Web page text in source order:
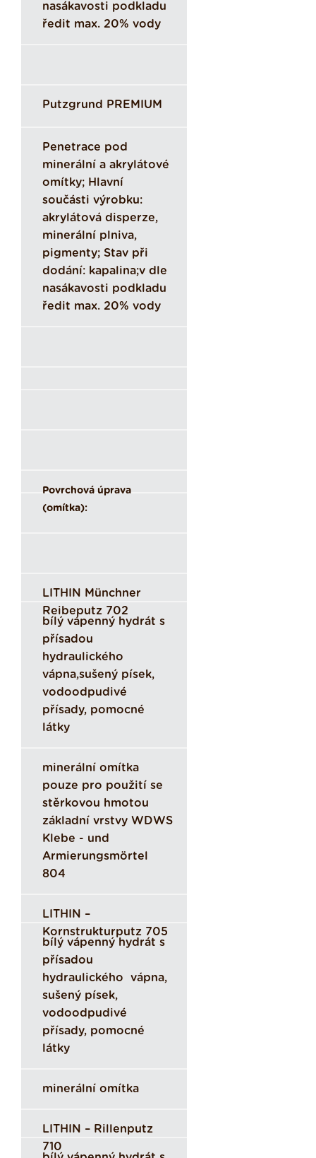
nasákavosti podkladu
ředit max. 20% vody
Putzgrund PREMIUM
Penetrace pod
minerální a akrylátové
omítky; Hlavní
součásti výrobku:
akrylátová disperze,
minerální plniva,
pigmenty; Stav při
dodání: kapalina;v dle
nasákavosti podkladu
ředit max. 20% vody
Povrchová úprava
(omítka):
LITHIN Münchner
Reibeputz 702
bílý vápenný hydrát s
přísadou
hydraulického
vápna,sušený písek,
vodoodpudivé
přísady, pomocné
látky
minerální omítka
pouze pro použití se
stěrkovou hmotou
základní vrstvy WDWS
Klebe - und
Armierungsmörtel
804
LITHIN –
Kornstrukturputz 705
bílý vápenný hydrát s
přísadou
hydraulického vápna,
sušený písek,
vodoodpudivé
přísady, pomocné
látky
minerální omítka
LITHIN – Rillenputz
710